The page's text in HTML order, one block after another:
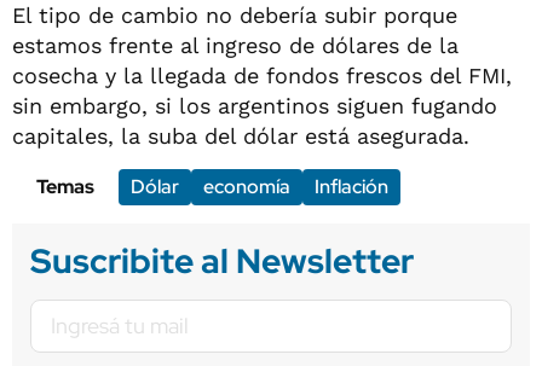
El tipo de cambio no debería subir porque
estamos frente al ingreso de dólares de la
cosecha y la llegada de fondos frescos del FMI,
sin embargo, si los argentinos siguen fugando
capitales, la suba del dólar está asegurada.
Temas
Dólar economía Inflación
Suscribite al Newsletter